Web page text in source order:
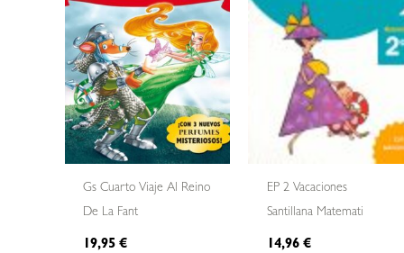
Gs Cuarto Viaje Al Reino
De La Fant
19,95€
EP 2 Vacaciones
Santillana Matemati
14,96 €